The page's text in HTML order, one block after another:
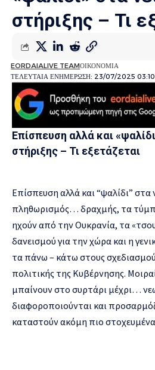
στήριξης – Τι
ΤΕΛΕΥΤΑΙΑ ΕΝΗΜΕΡΩΣΗ: 23/07/2025 03:10
EORDAIALIVE TEAMΟΙΚΟΝΟΜΙΑ
Επίσπευση αλλά και
στήριξης – Τι εξετάζεται
Επίσπευση αλλά και “ψαλίδι”
πληθωρισμός… δραχμής, τα
ηχούν από την Ουκρανία, τα
δανεισμού για την χώρα και η
τα πάνω – κάτω στους
πολιτικής της Κυβέρνησης.
μπαίνουν στο συρτάρι μέχρι…
διαφοροποιούνται και
καταστούν ακόμη πιo